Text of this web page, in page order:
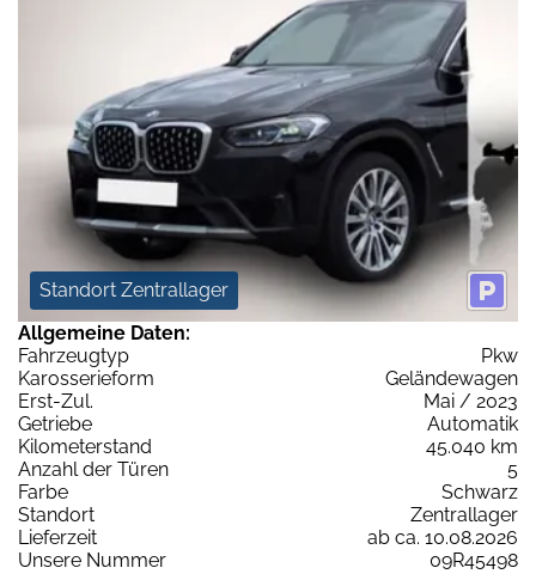
Standort Zentrallager
Allgemeine Daten:
Fahrzeugtyp
Pkw
Karosserieform
Geländewagen
Erst-Zul.
Mai / 2023
Getriebe
Automatik
Kilometerstand
45.040 km
Anzahl der Türen
5
Farbe
Schwarz
Standort
Zentrallager
Lieferzeit
ab ca. 10.08.2026
Unsere Nummer
09R45498